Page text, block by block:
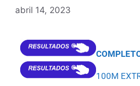
abril 14, 2023
100M